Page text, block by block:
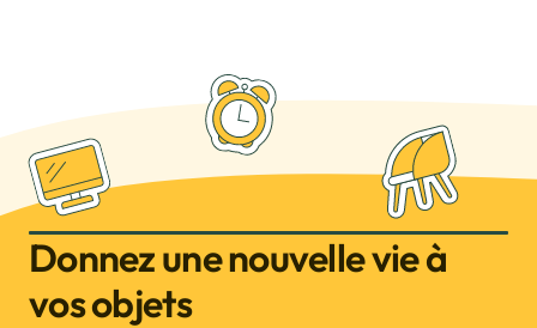
Donnez une nouvelle vie à
vos objets